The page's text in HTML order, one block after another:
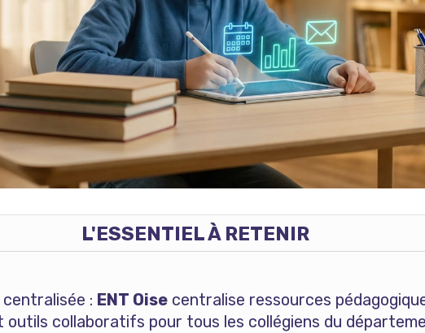
L'ESSENTIEL À RETENIR
: ENT Oisecentralise ressources
outils collaboratifs pour tous les collégiens du